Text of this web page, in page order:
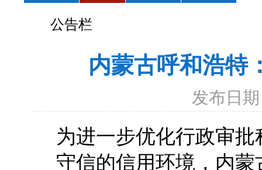
公告栏
内蒙古呼和浩特
发布日
为进一步优化行政审
守信的信用环境，内